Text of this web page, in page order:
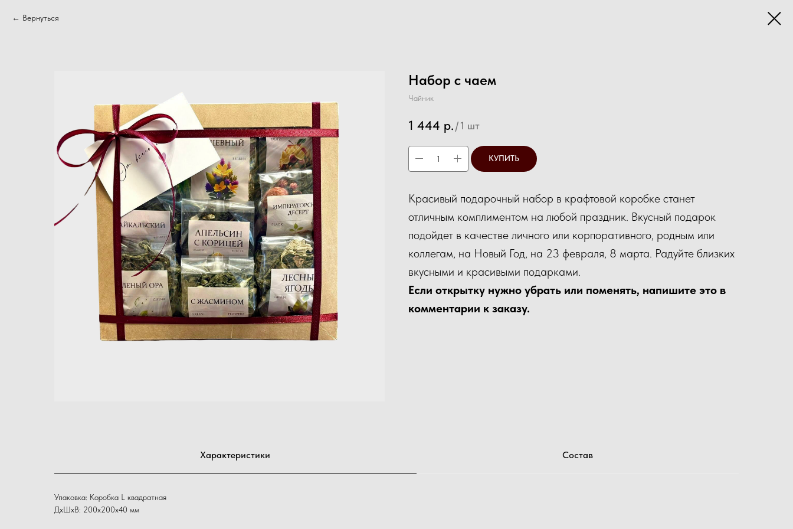
Вернуться
Набор с чаем
Чайник
1 444 р./1 шт
КУПИТЬ
Красивый подарочный набор в крафтовой коробке станет
отличным комплиментом на любой праздник. Вкусный подарок
подойдет в качестве личного или корпоративного, родным или
коллегам, на Новый Год, на 23 февраля, 8 марта. Радуйте близких
вкусными и красивыми подарками.
Если открытку нужно убрать или поменять, напишите это в
комментарии к заказу.
Характеристики Состав
Упаковка: Коробка L квадратная
ДxШxВ: 200x200x40 мм